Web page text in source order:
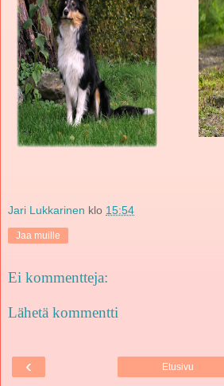
Jari Lukkarinen klo 15:54
Jaa muille
Ei kommentteja:
Lähetä kommentti
‹ Etusivu